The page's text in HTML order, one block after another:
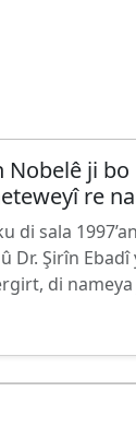
Nobelê ji bo
re
di sala
Dr. Şirîn Ebadî
di